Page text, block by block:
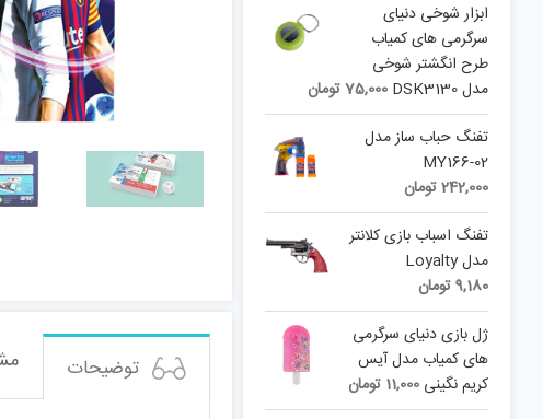
توضیحات
ابزار شوخی دنیای
سرگرمی های کمیاب
طرح انگشتر شوخی
مدل DSK3130
75,000تومان
تفنگ حباب ساز مدل
MY166-02
242,000تومان
تفنگ اسباب بازی کلانتر
مدل Loyalty
9,180تومان
ژل بازی دنیای سرگرمی
های کمیاب مدل آیس
کریم نگینی 11,000 تومان